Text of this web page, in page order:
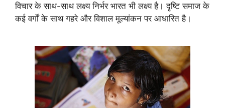
विचार के साथ-साथ लक्ष्य निर्भर भारत भी लक्ष्य है। दृष्टि समाज के
कई वर्गों के साथ गहरे और विशाल मूल्यांकन पर आधारित है।